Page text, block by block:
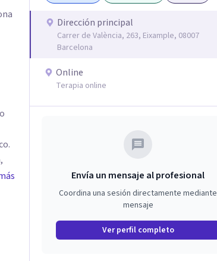
Dirección principal
Carrer de València, 263, Eixample, 08007
Barcelona
Online
Terapia online
Envía un mensaje al profesional
Coordina una sesión directamente mediante
mensaje
Ver perfil completo